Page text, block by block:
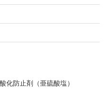
化防止剤（亜硫酸塩）